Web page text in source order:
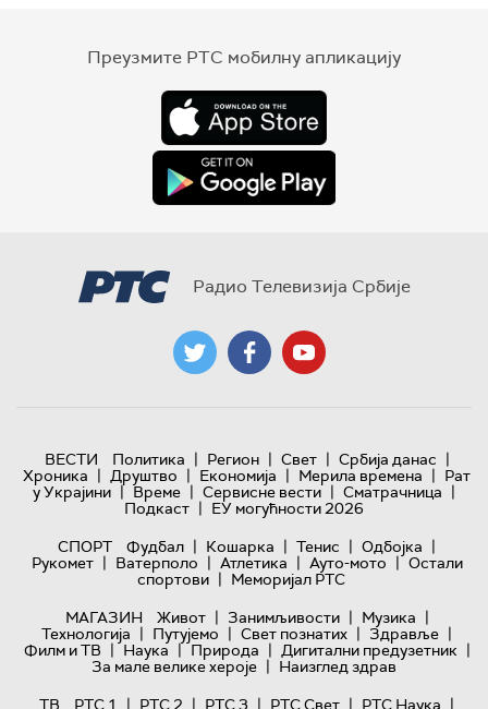
Преузмите РТС мобилну апликацију
Радио Телевизија Србије
ВЕСТИ Политика | Регион | Свет | Србија данас |
Хроника | Друштво | Економија | Мерила времена | Рат
у Украјини | Време | Сервисне вести | Сматрачница |
Подкаст | ЕУ могућности 2026
СПОРТ
Фудбал | Кошарка | Тенис | Одбојка |
Рукомет | Ватерполо | Атлетика | Ауто-мото | Остали
спортови | Меморијал РТС
МАГАЗИН
Живот | Занимљивости | Музика |
Технологијa | Путујемо | Свет познатих | Здравље |
Филм и ТВ | Наука | Природа | Дигитални предузетник |
За мале велике хероје | Наизглед здрав